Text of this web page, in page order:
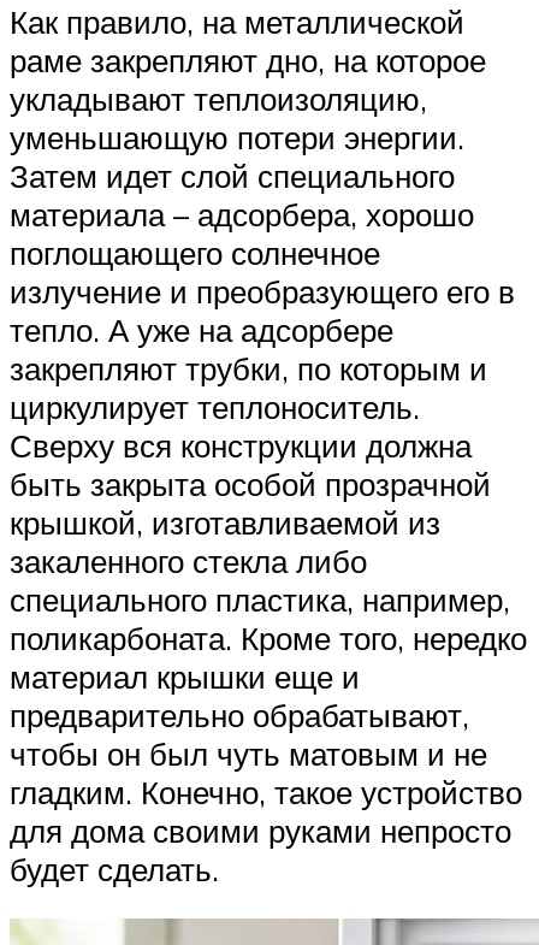
Как правило, на металлической
раме закрепляют дно, на которое
укладывают теплоизоляцию,
уменьшающую потери энергии.
Затем идет слой специального
материала – адсорбера, хорошо
поглощающего солнечное
излучение и преобразующего его в
тепло. А уже на адсорбере
закрепляют трубки, по которым и
циркулирует теплоноситель.
Сверху вся конструкции должна
быть закрыта особой прозрачной
крышкой, изготавливаемой из
закаленного стекла либо
специального пластика, например,
поликарбоната. Кроме того, нередко
материал крышки еще и
предварительно обрабатывают,
чтобы он был чуть матовым и не
гладким. Конечно, такое устройство
для дома своими руками непросто
будет сделать.